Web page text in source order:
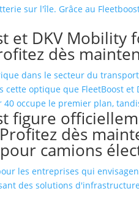
sur l'île. Grâce au
et DKV
dès
dans le secteur du
cette optique que FleetBoost
figure
dès
camions
les entreprises qui
des solutions